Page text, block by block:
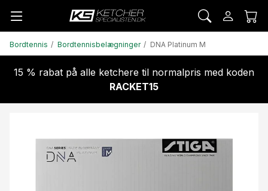
Bordtennis Bordtennisbelægninger DNA Platinum M
15 % rabat på alle ketchere til normalpris med koden
RACKET15